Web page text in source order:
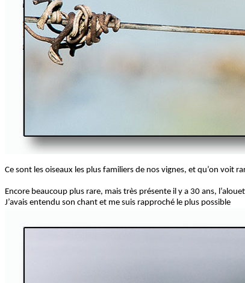
Ce sont les oiseaux les plus familiers de nos vignes, et qu’on voit
Encore beaucoup plus rare, mais très présente il y a 30 ans,
J’avais entendu son chant et me suis rapproché le plus possible